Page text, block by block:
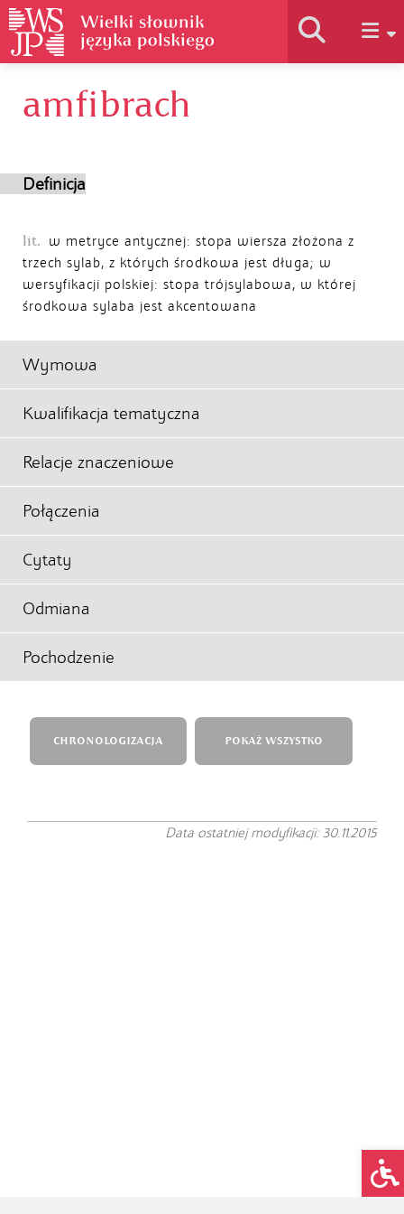
Historia słownika
Autorzy
amfibrach
Definicja
lit.
w metryce antycznej: stopa wiersza złożona z
trzech sylab, z których środkowa jest długa; w
wersyfikacji polskiej: stopa trójsylabowa, w której
środkowa sylaba jest akcentowana
Wymowa
Kwalifikacja tematyczna
Relacje znaczeniowe
Połączenia
Cytaty
Odmiana
Pochodzenie
CHRONOLOGIZACJA POKAŻ WSZYSTKO
Data ostatniej modyfikacji: 30.11.2015